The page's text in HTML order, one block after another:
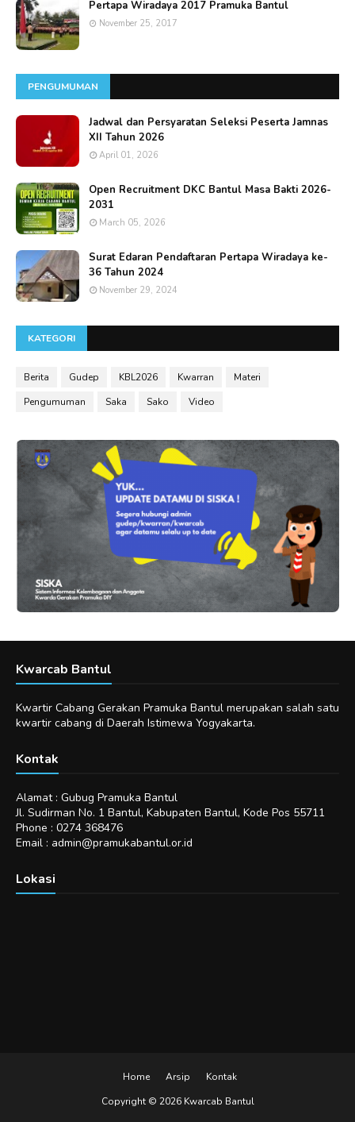
Pertapa Wiradaya 2017 Pramuka Bantul
November 25, 2017
PENGUMUMAN
Jadwal dan Persyaratan Seleksi Peserta Jamnas
XII Tahun 2026
April 01, 2026
Open Recruitment DKC Bantul Masa Bakti 2026-
2031
March 05, 2026
Surat Edaran Pendaftaran Pertapa Wiradaya ke-
36 Tahun 2024
November 29, 2024
KATEGORI
Berita Gudep KBL2026 Kwarran
Materi
Pengumuman
Saka Sako Video
Kwarcab Bantul
Kwartir Cabang Gerakan Pramuka Bantul merupakan salah satu
kwartir cabang di Daerah Istimewa Yogyakarta.
Kontak
Alamat : Gubug Pramuka Bantul
Jl. Sudirman No. 1 Bantul, Kabupaten Bantul, Kode Pos 55711
Phone : 0274 368476
Email : admin@pramukabantul.or.id
Lokasi
Home Arsip
Kontak
Copyright © 2026 Kwarcab Bantul